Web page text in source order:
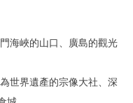
海峽的山口、廣島的觀光
世界遺產的宗像大社、深